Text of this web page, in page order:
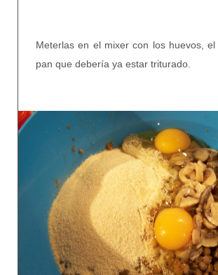
Meterlas en el mixer con los huevos,
pan que debería ya estar triturado.